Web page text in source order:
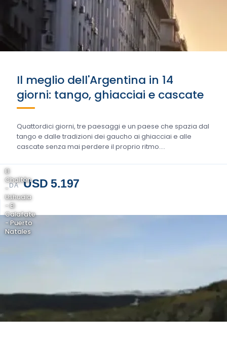
Il meglio dell'Argentina in 14
giorni: tango, ghiacciai e cascate
Quattordici giorni, tre paesaggi e un paese che spazia dal
tango e dalle tradizioni dei gaucho ai ghiacciai e alle
cascate senza mai perdere il proprio ritmo….
DA USD 5.197
El
Chaltén
-
Ushuaia
- El
Calafate
- Puerto
Natales